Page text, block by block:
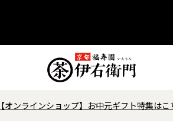
【オンラインショップ】お中元ギフト特集はこ